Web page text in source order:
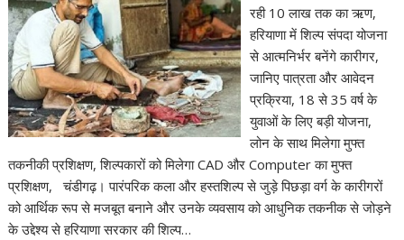
रही 10 लाख तक का ऋण,
हरियाणा में शिल्प संपदा योजना
से आत्मनिर्भर बनेंगे कारीगर,
जानिए पात्रता और आवेदन
प्रक्रिया, 18 से 35 वर्ष के
युवाओं के लिए बड़ी योजना,
लोन के साथ मिलेगा मुफ्त
तकनीकी प्रशिक्षण, शिल्पकारों को मिलेगा CAD और Computer का मुफ्त
प्रशिक्षण, चंडीगढ़। पारंपरिक कला और हस्तशिल्प से जुड़े पिछड़ा वर्ग के कारीगरों
को आर्थिक रूप से मजबूत बनाने और उनके व्यवसाय को आधुनिक तकनीक से जोड़ने
के उद्देश्य से हरियाणा सरकार की शिल्प…